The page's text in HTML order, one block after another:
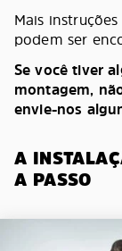
Mais
podem ser
Se você tiver
montagem,
envie-nos
A
A PASSO